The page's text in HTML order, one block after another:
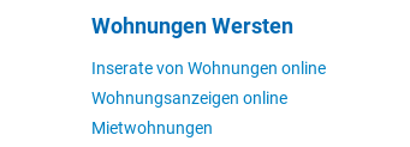
Wohnungen Wersten
Inserate von Wohnungen online
Wohnungsanzeigen online
Mietwohnungen